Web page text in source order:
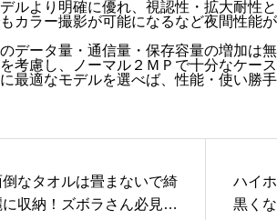
ルより明確に優れ、視認性・拡大耐性
カラー撮影が可能になるなど夜間性能
データ量・通信量・保存容量の増加は
考慮し、ノーマル２ＭＰで十分なケー
最適なモデルを選べば、性能・使い勝
倒なタオルは畳まないで綺
に収納！ズボラさん必見の
ハイ
黒く